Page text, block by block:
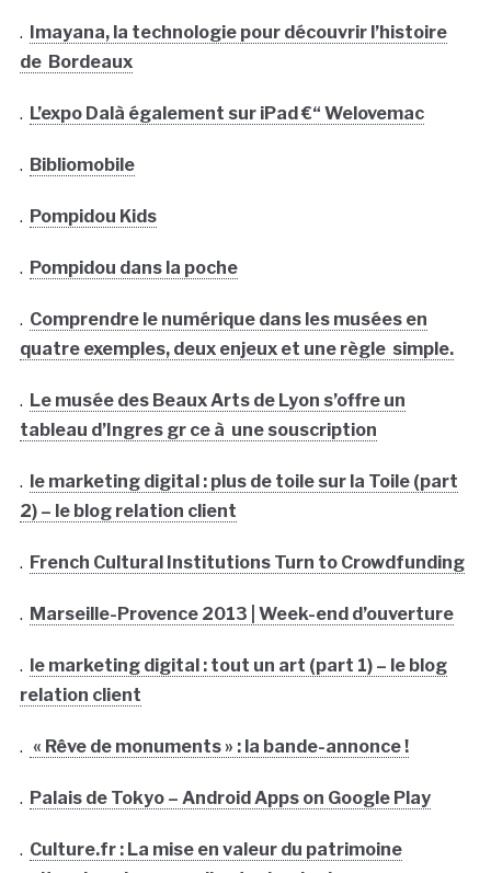
.
Imayana, la technologie pour découvrir l’histoire
de Bordeaux
. L’expo Dalà­ également sur iPad €“ Welovemac
. Bibliomobile
. Pompidou Kids
. Pompidou dans la poche
. Comprendre le numérique dans les musées en
quatre exemples, deux enjeux et une règle simple.
. Le musée des Beaux Arts de Lyon s’offre un
tableau d’Ingres gr ce à une souscription
.
le marketing digital : plus de toile sur la Toile (part
2) – le blog relation client
. French Cultural Institutions Turn to Crowdfunding
. Marseille-Provence 2013 | Week-end d’ouverture
.
le marketing digital : tout un art (part 1) – le blog
relation client
. « Rêve de monuments » : la bande-annonce !
. Palais de Tokyo – Android Apps on Google Play
. Culture.fr : La mise en valeur du patrimoine